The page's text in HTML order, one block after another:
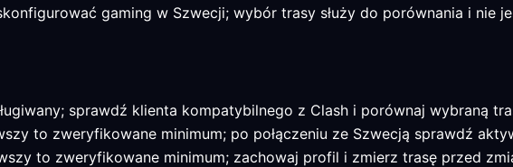
gaming w Szwecji; wybór trasy służy do porównania i nie
sprawdź klienta kompatybilnego z Clash i porównaj wybraną
to zweryfikowane minimum; po połączeniu ze Szwecją sprawdź
to zweryfikowane minimum; zachowaj profil i zmierz trasę przed